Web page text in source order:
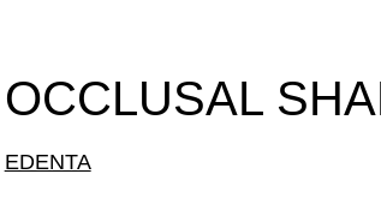
OCCLUSAL
EDENTA